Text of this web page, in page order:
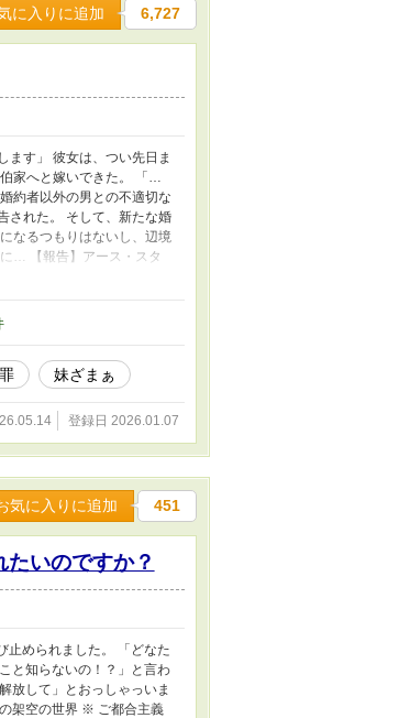
に入りに追加 6,727
ます」 彼女は、つい先日ま
家へと嫁いできた。 「…
約者以外の男との不適切な
された。 そして、新たな婚
なるつもりはないし、辺境
… 【報告】アース・スタ
さった読者の皆様、誠
く決まりましたら 再びご
ので、ご了承下さい、 ※
妹ざまぁ
登録日 2026.01.07
気に入りに追加 451
たいのですか？
止められました。 「どなた
と知らないの！？」と言わ
放して」とおっしゃっいま
架空の世界 ※ ご都合主義